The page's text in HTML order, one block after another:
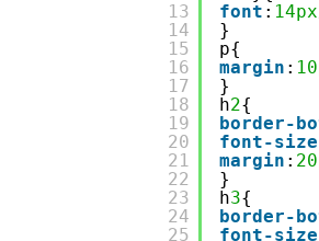
13
14
15
16
17
18
19
20
21
22
23
24
25
font : 14px
}
p{
margin :
}
h2{
border-
font-size
margin :
}
h3{
border-
font-size